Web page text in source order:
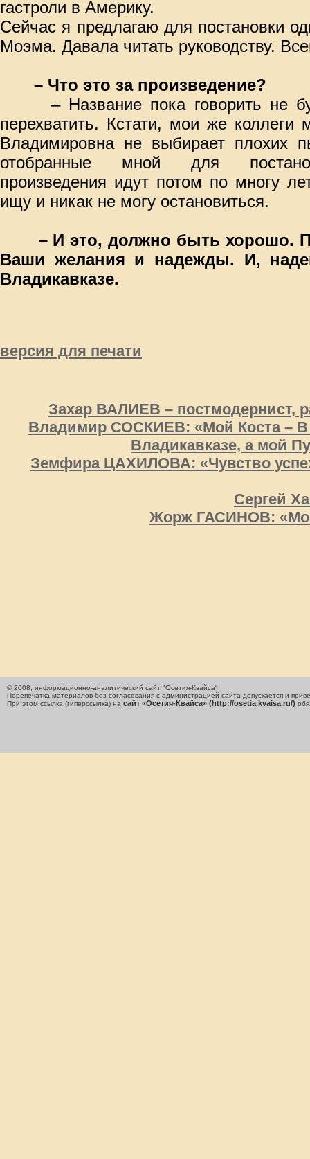
гастроли в Америку.
Сейчас я предлагаю для постановки
Моэма. Давала читать руководству.
– Что это за произведение?
– Название пока говорить не
перехватить. Кстати, мои же коллеги
Владимировна не выбирает плохих
отобранные мной для
произведения идут потом по многу
ищу и никак не могу остановиться.
– И это, должно быть хорошо.
Ваши желания и надежды. И,
Владикавказе.
версия для печати
Захар ВАЛИЕВ –
Владимир СОСКИЕВ: «Мой Коста – В
Владикавказе, а мой
Земфира ЦАХИЛОВА: «Чувство
Сергей
Жорж ГАСИНОВ:
© 2008, информационно-аналитический сайт "Осетия-Квайса".
Перепечатка материалов без согласования с администрацией сайта допускается и
При этом ссылка (гиперссылка) на сайт «Осетия-Квайса» (http://osetia.kvaisa.ru/)